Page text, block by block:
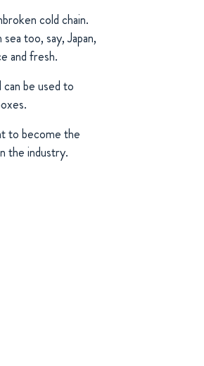
cold chain.
too, say, Japan,
and fresh.
be used to
to become the
the industry.